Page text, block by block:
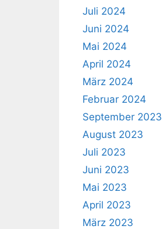
Juli 2024
Juni 2024
Mai 2024
April 2024
März 2024
Februar 2024
September 2023
August 2023
Juli 2023
Juni 2023
Mai 2023
April 2023
März 2023